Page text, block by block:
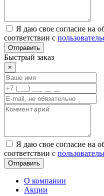
Я даю свое согласие на
соответствии с
Отправить
Быстрый заказ
×
Я даю свое согласие на
соответствии с
Отправить
О компании
Акции